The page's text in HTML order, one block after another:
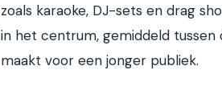
zoals karaoke, DJ-sets en drag
in het centrum, gemiddeld
maakt voor een jonger publiek.